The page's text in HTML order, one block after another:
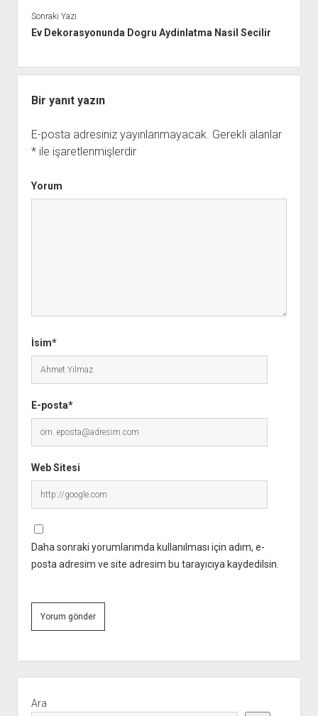
Sonraki Yazı
Ev Dekorasyonunda Dogru Aydinlatma Nasil Secilir
Bir yanıt yazın
E-posta adresiniz yayınlanmayacak. Gerekli alanlar
*ile işaretlenmişlerdir
Yorum
İsim*
E-posta*
Web Sitesi
Daha sonraki yorumlarımda kullanılması için adım, e-
posta adresim ve site adresim bu tarayıcıya kaydedilsin.
Menü
Ara